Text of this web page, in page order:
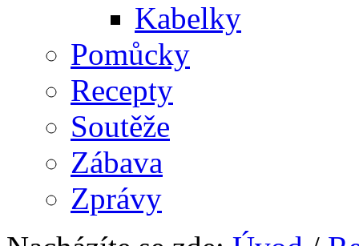
Kabelky
Pomůcky
Recepty
Soutěže
Zábava
Zprávy